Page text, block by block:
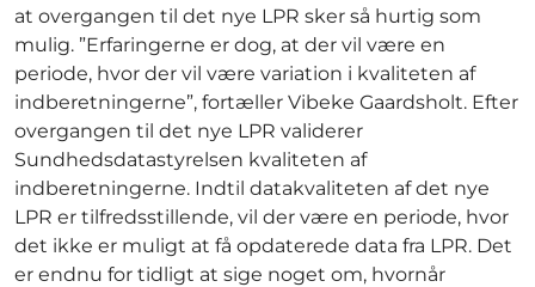
at overgangen til det nye LPR sker så hurtig som
mulig. ”Erfaringerne er dog, at der vil være en
periode, hvor der vil være variation i kvaliteten af
indberetningerne”, fortæller Vibeke Gaardsholt. Efter
overgangen til det nye LPR validerer
Sundhedsdatastyrelsen kvaliteten af
indberetningerne. Indtil datakvaliteten af det nye
LPR er tilfredsstillende, vil der være en periode, hvor
det ikke er muligt at få opdaterede data fra LPR. Det
er endnu for tidligt at sige noget om, hvornår